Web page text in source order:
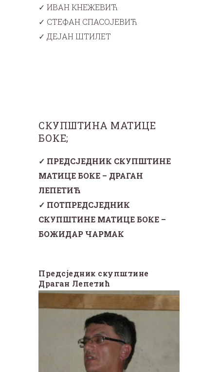
✓ ИВАН КНЕЖЕВИЋ
✓ СТЕФАН СПАСОЈЕВИЋ
✓ ДЕЈАН ШТИЛЕТ
СКУПШТИНА МАТИЦЕ
БОКЕ;
✓ ПРЕДСЈЕДНИК СКУПШТИНЕ
МАТИЦЕ БОКЕ – ДРАГАН
ЛЕПЕТИЋ
✓ ПОТПРЕДСЈЕДНИК
СКУПШТИНЕ МАТИЦЕ БОКЕ –
БОЖИДАР ЧАРМАК
Предсједник скупштине
Драган Лепетић